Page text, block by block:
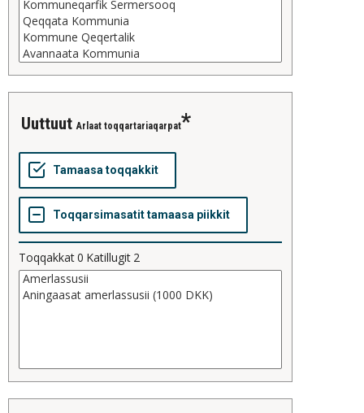
uuttuut Arlaat toqqartariaqarpat
Toqqakkat0 Katillugit 2